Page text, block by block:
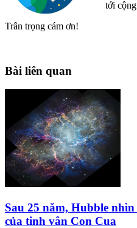
tới
Trân trọng cám ơn!
Bài liên quan
Sau 25 năm, Hubble
của tinh vân Con Cua